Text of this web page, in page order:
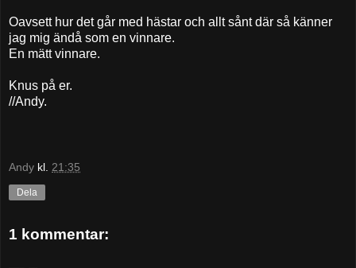
Oavsett hur det går med hästar och allt sånt där så känner
jag mig ändå som en vinnare.
En mätt vinnare.
Knus på er.
//Andy.
Andy kl. 21:35
Dela
1 kommentar: